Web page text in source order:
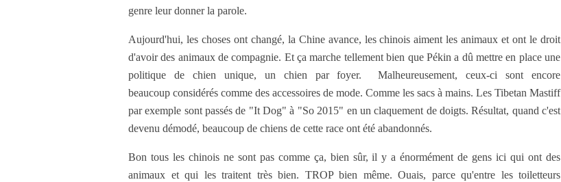
genre leur donner la parole.
Aujourd'hui, les choses ont changé, la Chine avance, les chinois aiment les animaux et ont le droit
d'avoir des animaux de compagnie. Et ça marche tellement bien que Pékin a dû mettre en place une
politique de chien unique, un chien par foyer. Malheureusement, ceux-ci sont encore
beaucoup considérés comme des accessoires de mode. Comme les sacs à mains. Les Tibetan Mastiff
par exemple sont passés de "It Dog" à "So 2015" en un claquement de doigts. Résultat, quand c'est
devenu démodé, beaucoup de chiens de cette race ont été abandonnés.
Bon tous les chinois ne sont pas comme ça, bien sûr, il y a énormément de gens ici qui ont des
animaux et qui les traitent très bien. TROP bien même. Ouais, parce qu'entre les toiletteurs